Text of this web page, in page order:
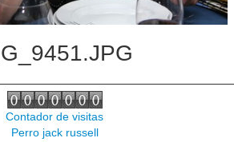
Contador de visitas
Perro jack russell